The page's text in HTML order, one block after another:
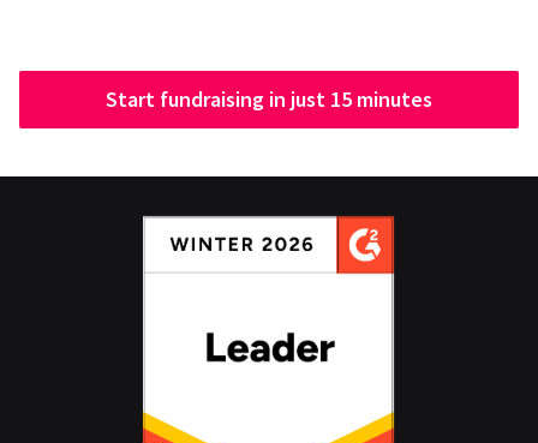
Start fundraising in just 15 minutes